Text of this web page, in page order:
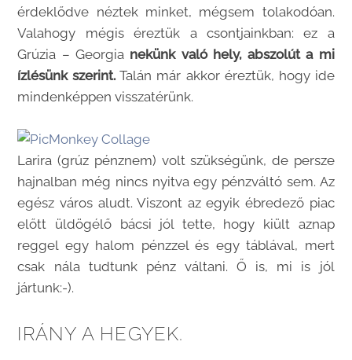
érdeklődve néztek minket, mégsem tolakodóan.
Valahogy mégis éreztük a csontjainkban: ez a
Grúzia – Georgia nekünk való hely, abszolút a mi
ízlésünk szerint. Talán már akkor éreztük, hogy ide
mindenképpen visszatérünk.
Larira (grúz pénznem) volt szükségünk, de persze
hajnalban még nincs nyitva egy pénzváltó sem. Az
egész város aludt. Viszont az egyik ébredező piac
előtt üldögélő bácsi jól tette, hogy kiült aznap
reggel egy halom pénzzel és egy táblával, mert
csak nála tudtunk pénz váltani. Ő is, mi is jól
jártunk:-).
IRÁNY A HEGYEK.